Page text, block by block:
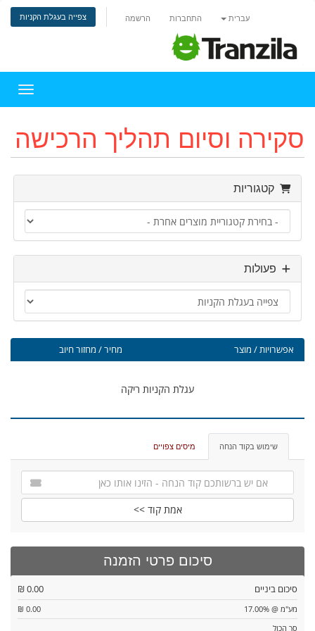
עברית התחברות הרשמה צפייה בעגלת הקניות
סקירה וסיום תהליך הרכישה
קטגוריות
פעולות
אפשרויות / מוצר מחיר / מחזור חיוב
עגלת הקניות ריקה
שימוש בקוד הנחה מיסים צפויים
אמת קוד >>
סיכום פרטי הזמנה
סיכום ביניים 0.00 ₪
מע"מ @ 17.00%
0.00 ₪
סך הכול